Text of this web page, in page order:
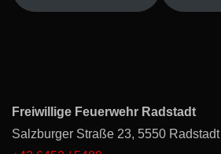
Freiwillige Feuerwehr Radstadt
Salzburger Straße 23, 5550 Radstadt